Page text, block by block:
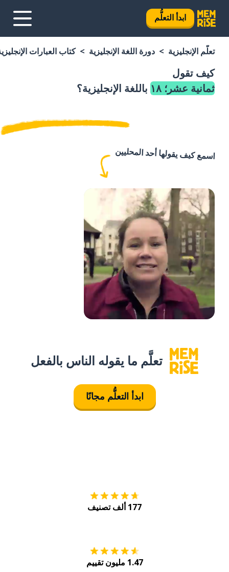
ابدأ التعلُّم
تعلَّم الإنجليزية دورة اللغة الإنجليزية كتاب العبارات
كيف تقول
ثمانية عشر؛ ١٨
باللغة الإنجليزية؟
اسمع كيف يقولها أحد المحليين
تعلَّم ما يقوله الناس بالفعل
ابدأ التعلُّم مجانًا
177 ألف تصنيف
1.47 مليون تقييم